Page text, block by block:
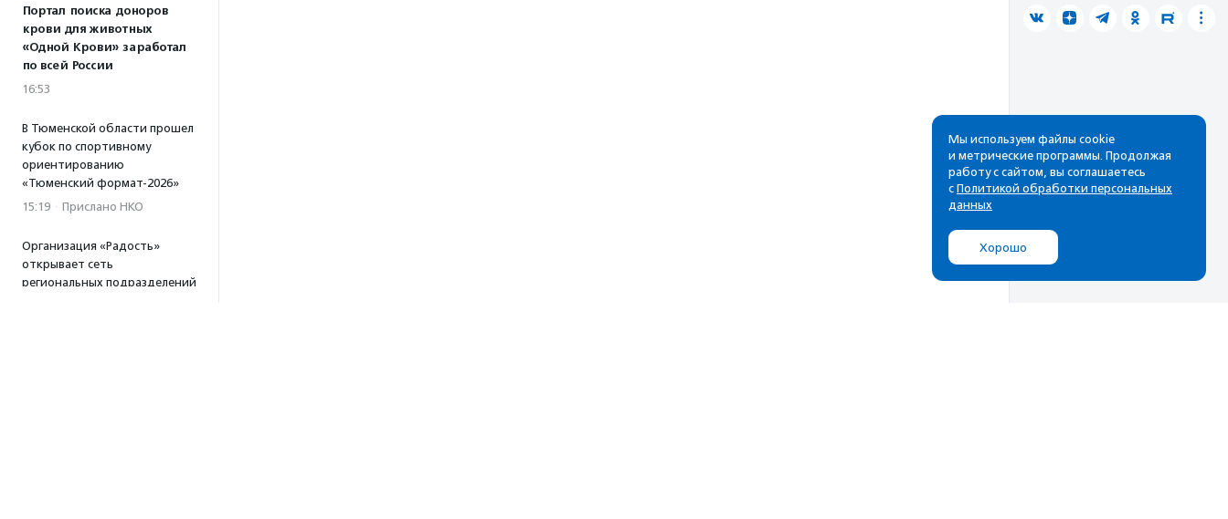
Портал поиска доноров
крови для животных
«Одной Крови» заработал
по всей России
16:53
В Тюменской области прошел
кубок по спортивному
ориентированию
«Тюменский формат-2026»
15:19 · Прислано НКО
Организация «Радость»
открывает сеть
региональных подразделений
Мы используем файлы cookie
и метрические программы. Продолжая
работу с сайтом, вы соглашаетесь
с Политикой обработки персональных
данных
Хорошо